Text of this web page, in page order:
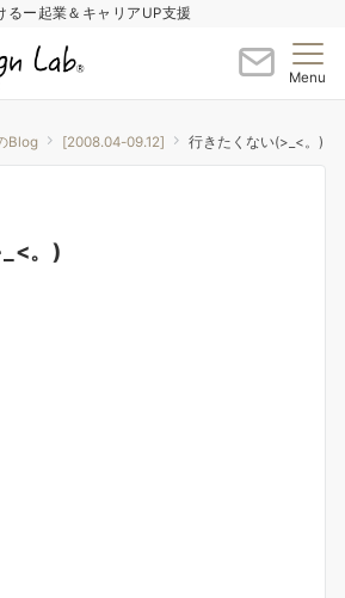
るー起業＆キャリアUP支援
Menu
Blog [2008.04-09.12] 行きたくない(>_<。)
。)